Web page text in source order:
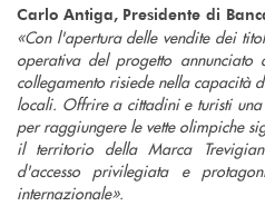
Carlo Antiga, Presidente di
«Con l'apertura delle vendite dei
operativa del progetto
collegamento risiede nella capacità
locali. Offrire a cittadini e turisti
per raggiungere le vette olimpiche
il territorio della Marca
d'accesso privilegiata e
internazionale».